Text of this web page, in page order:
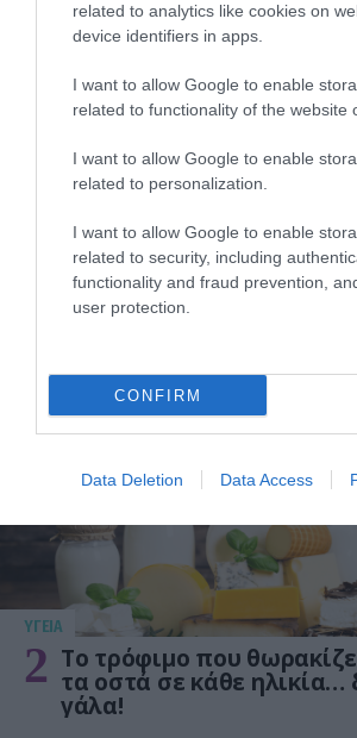
related to analytics like cookies on
device identifiers in apps.
I want to allow Google to enable
related to functionality of the website
I want to allow Google to enable
related to personalization.
I want to allow Google to enable
related to security, including
functionality and fraud prevention,
user protection.
CONFIRM
Data Deletion Data Access
ΔΗΜΟΦΙΛΗ
ΥΓΕΙΑ
2 Το τρόφιμο που
τα οστά σε κάθε ηλικία…
γάλα!